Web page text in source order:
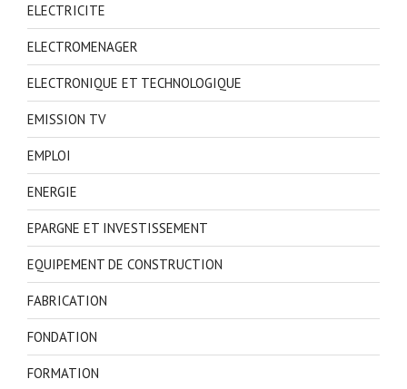
ELECTRICITE
ELECTROMENAGER
ELECTRONIQUE ET TECHNOLOGIQUE
EMISSION TV
EMPLOI
ENERGIE
EPARGNE ET INVESTISSEMENT
EQUIPEMENT DE CONSTRUCTION
FABRICATION
FONDATION
FORMATION